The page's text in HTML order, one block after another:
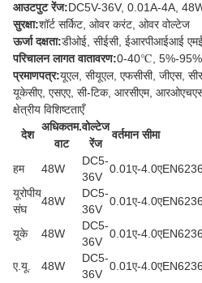
आउटपुट रेंज:DC5V-36V, 0.01A-4A,
सुरक्षा:शॉर्ट सर्किट, ओवर करंट, ओवर वोल्टेज
ऊर्जा दक्षता:डीओई, सीईसी, ईआरपीआईआई
परिचालन लागत वातावरण:0-40℃, 5%-
प्रमाणपत्र:यूएल, सीयूएल, एफसीसी, जीएस,
यूकेसीए, एसएए, सी-टिक, आरसीएम,
क्षेत्रीय विशिष्टताएँ
देश
अधिकतम.
वाट
वोल्टेज
रेंज
वर्तमान सीमा
हम 48W
DC5-
36V
0.01ए-4.0ए
यूरोपीय
संघ
48W
DC5-
36V
0.01ए-4.0ए
यूके 48W
DC5-
36V
0.01ए-4.0ए
ए.यू. 48W
DC5-
36V
0.01ए-4.0ए